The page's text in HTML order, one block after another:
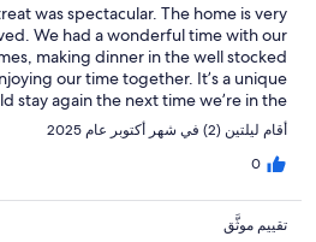
was spectacular. The home is very
We had a wonderful time with our
making dinner in the well stocked
our time together. It’s a unique
stay again the next time we’re in the
and owners for providing families a
place to unite.
أقام ليلتين (2) في شهر أكتوبر عام 2025
0
تقييم موثَّق